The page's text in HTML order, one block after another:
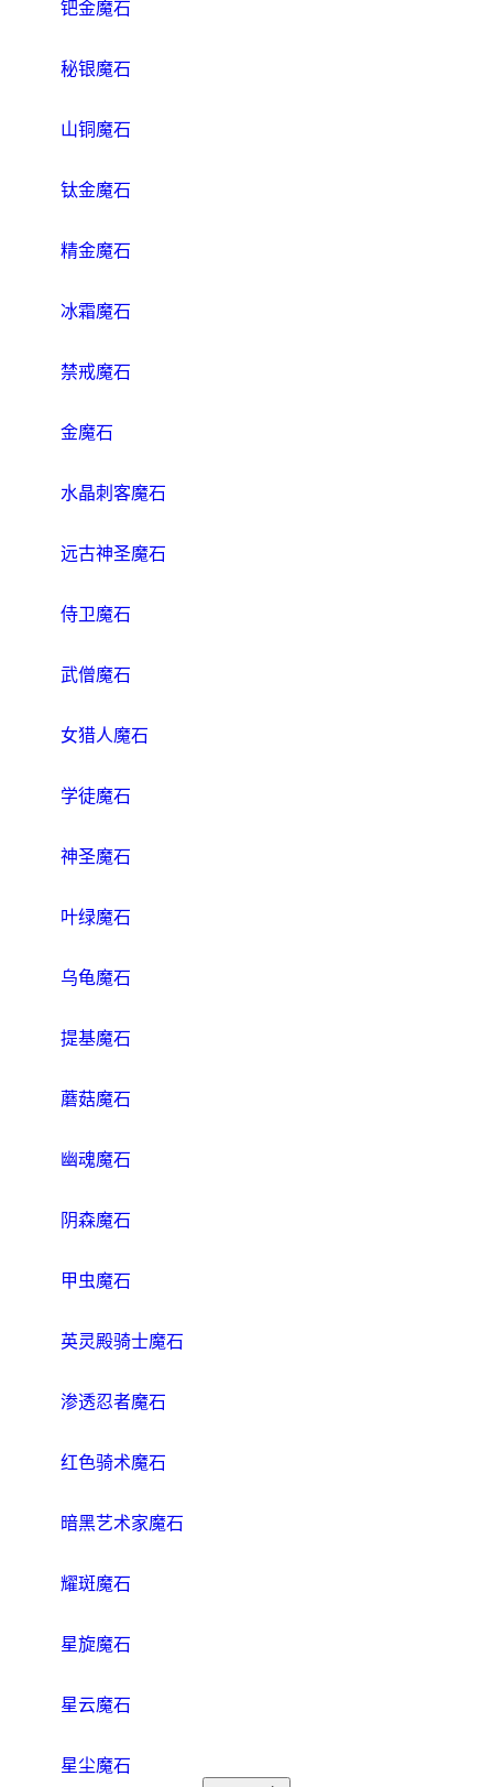
钯金魔石
秘银魔石
山铜魔石
钛金魔石
精金魔石
冰霜魔石
禁戒魔石
金魔石
水晶刺客魔石
远古神圣魔石
侍卫魔石
武僧魔石
女猎人魔石
学徒魔石
神圣魔石
叶绿魔石
乌龟魔石
提基魔石
蘑菇魔石
幽魂魔石
阴森魔石
甲虫魔石
英灵殿骑士魔石
渗透忍者魔石
红色骑术魔石
暗黑艺术家魔石
耀斑魔石
星旋魔石
星云魔石
星尘魔石